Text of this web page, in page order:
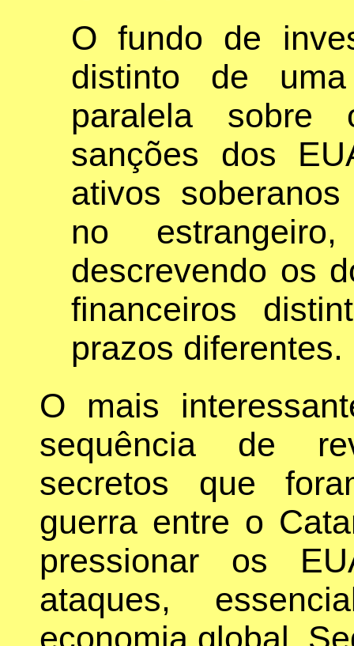
O fundo de
distinto de
paralela sobre
sanções dos
ativos
no
descrevendo os
financeiros
prazos diferentes.
O mais
sequência de
secretos que
guerra entre o
pressionar os
ataques,
economia global.